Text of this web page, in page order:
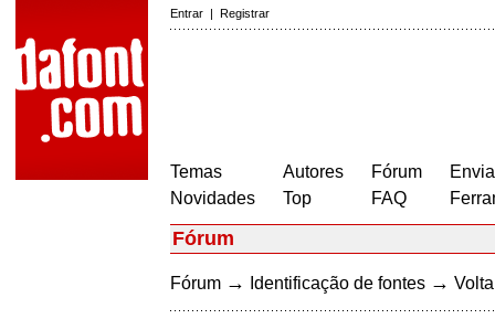
Entrar | Registrar
Temas
Novidades
Autores
Top
Fórum
FAQ
Fórum
Fórum → Identificação de fontes →